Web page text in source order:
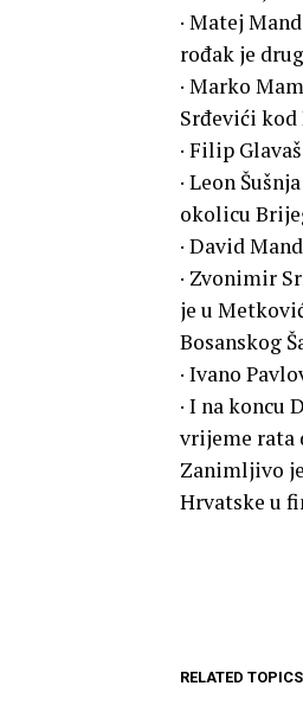
· Matej
rođak je
· Marko
Srđevići
· Filip
· Leon
okolicu
· David
· Zvonimir
je u
Bosanskog
· Ivano
· I na koncu
vrijeme rata
Zanimljivo
Hrvatske u
RELATED